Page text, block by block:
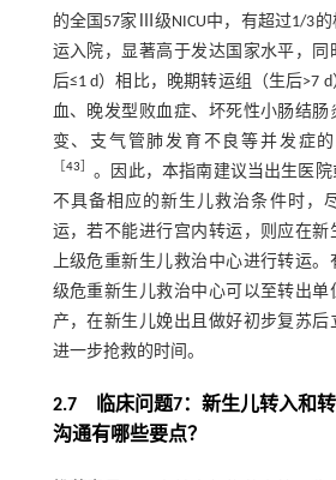
的全国57家Ⅲ级NICU中，有超过1/3
运入院，显著高于发达国家水平，同
后≤1 d）相比，晚期转运组（生后>7
血、晚发型败血症、坏死性小肠结肠
变、支气管肺发育不良等并发症
43
。因此，本指南建议当出生医
不具备相应的新生儿救治条件时，
运，若不能进行宫内转运，则应在新
上级危重新生儿救治中心进行转运。
级危重新生儿救治中心可以至转出单
产，在新生儿娩出且做好初步复苏后
进一步抢救的时间。
2.7 临床问题7：新生儿转入和
沟通有哪些要点？